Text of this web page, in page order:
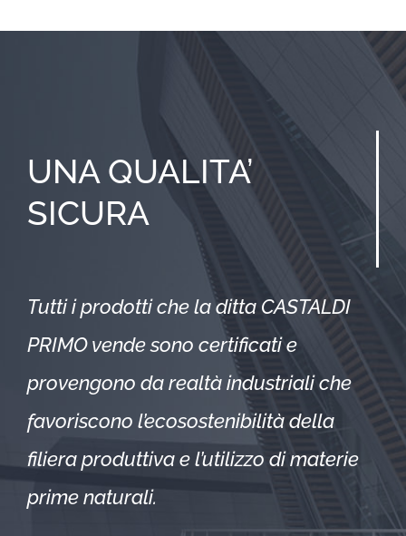
UNA QUALITA’
SICURA
Tutti i prodotti che la ditta CASTALDI
PRIMO vende sono certificati e
provengono da realtà industriali che
favoriscono l’ecosostenibilità della
filiera produttiva e l’utilizzo di materie
prime naturali.